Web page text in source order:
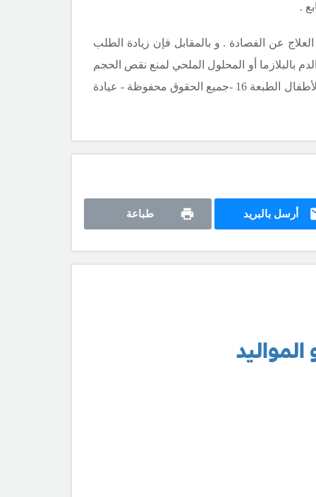
.
قد تستوجب العلاج عن الفصادة . و بالمقابل فإن زيادة الطلب
بالبلازما أو المحلول الملحي لمنع نقص الحجم
- مصدر المعلومات : كتاب نلسون طب الأطفال الطبعة 16 -جميع الحقوق محفوظة - عيادة
أرسل بالبريد طباعة